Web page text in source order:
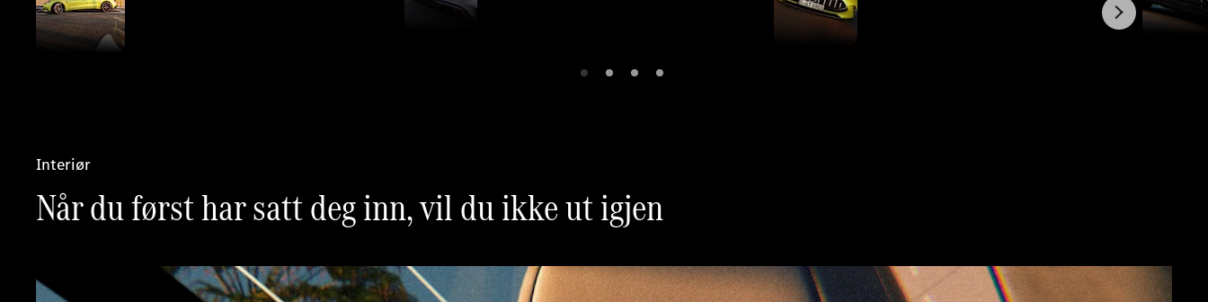
Neste
Interiør
Når du først har satt deg inn, vil du ikke ut igjen